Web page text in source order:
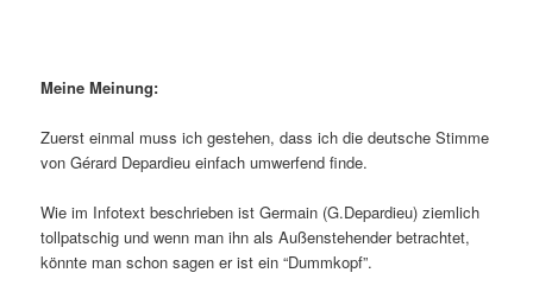
Meine Meinung:
Zuerst einmal muss ich gestehen, dass ich die deutsche Stimme
von Gérard Depardieu einfach umwerfend finde.
Wie im Infotext beschrieben ist Germain (G.Depardieu) ziemlich
tollpatschig und wenn man ihn als Außenstehender betrachtet,
könnte man schon sagen er ist ein “Dummkopf”.